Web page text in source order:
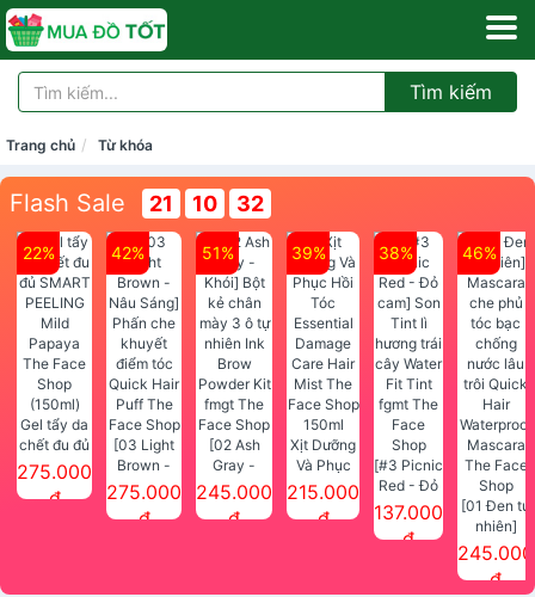
Tìm kiếm
Trang chủ Từ khóa
Flash Sale 21 10 32
22%
Gel tẩy da
chết đu đủ
SMART
PEELING
275.000
đ
42%
[03 Light
Brown -
Nâu Sáng]
Phấn che
275.000
đ
51%
[02 Ash
Gray -
Khói] Bột
kẻ chân
245.000
đ
39%
Xịt Dưỡng
Và Phục
Hồi Tóc
Essential
215.000
đ
38%
[#3 Picnic
Red - Đỏ
cam] Son
137.000
đ
46%
[01 Đen tự
nhiên]
Mascara
che phủ
245.000
đ